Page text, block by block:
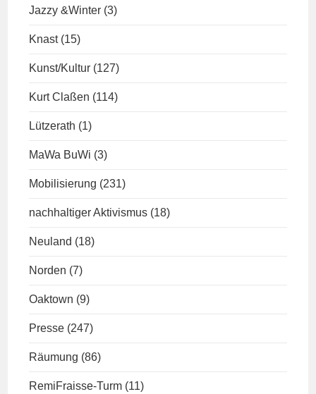
Jazzy &Winter (3)
Knast (15)
Kunst/Kultur (127)
Kurt Claßen (114)
Lützerath (1)
MaWa BuWi (3)
Mobilisierung (231)
nachhaltiger Aktivismus (18)
Neuland (18)
Norden (7)
Oaktown (9)
Presse (247)
Räumung (86)
RemiFraisse-Turm (11)